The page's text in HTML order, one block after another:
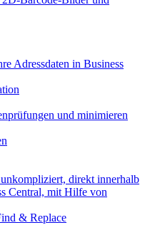
Adressdaten in Business
und minimieren
direkt innerhalb
Central, mit Hilfe von
& Replace